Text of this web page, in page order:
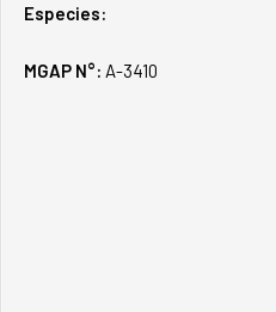
Especies:
MGAP N°: A-3410